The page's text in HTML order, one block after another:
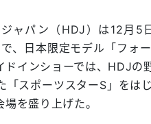
ャパン（HDJ）は12月
、日本限定モデル「フォ
ドインショーでは、HDJ
「スポーツスターS」をは
を盛り上げた。